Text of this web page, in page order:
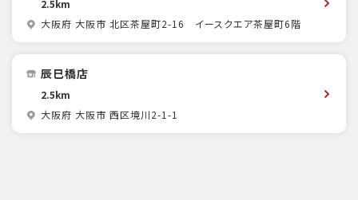
2.5km
大阪府 大阪市 北区茶屋町2-16 イースクエア茶屋町6階
辰巳橋店
2.5km
大阪府 大阪市 西区境川2-1-1